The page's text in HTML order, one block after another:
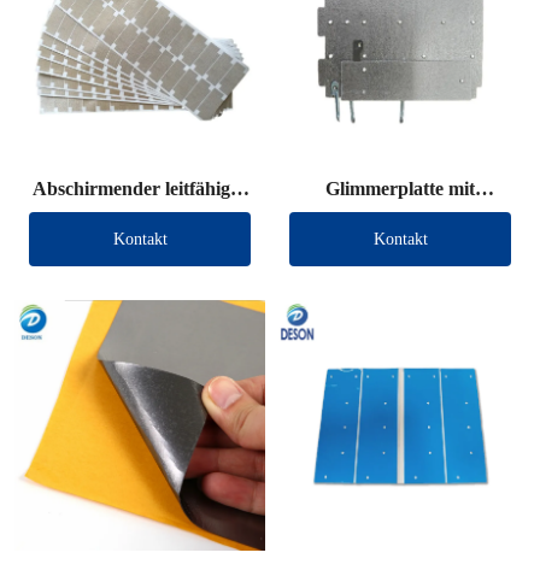
Abschirmender leitfähiger
Stoff, gestanzt
Kontakt
Glimmerplatte mit
Anschlussdraht
Kontakt